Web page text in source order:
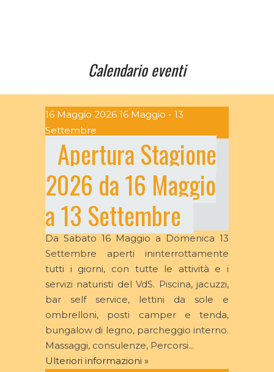
Calendario eventi
16 Maggio 2026 16 Maggio - 13
Settembre
Apertura Stagione
2026 da 16 Maggio
a 13 Settembre
Da Sabato 16 Maggio a Domenica 13
Settembre aperti ininterrottamente
tutti i giorni, con tutte le attività e i
servizi naturisti del VdS. Piscina, jacuzzi,
bar self service, lettini da sole e
ombrelloni, posti camper e tenda,
bungalow di legno, parcheggio interno.
Massaggi, consulenze, Percorsi...
Ulteriori informazioni »